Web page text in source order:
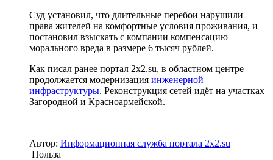
Суд установил, что длительные перебои нарушили
права жителей на комфортные условия проживания, и
постановил взыскать с компании компенсацию
морального вреда в размере 6 тысяч рублей.
Как писал ранее портал 2х2.su, в областном центре
продолжается модернизация инженерной
инфраструктуры. Реконструкция сетей идёт на участках
Загородной и Красноармейской.
Автор: Информационная служба портала 2x2.su
Польза